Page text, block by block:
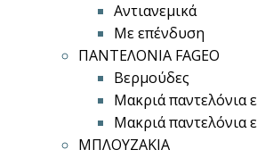
Αντιανεμικά
Με επένδυση
ΠΑΝΤΕΛΟΝΙΑ FAGEO
Βερμούδες
Μακριά παντελόνια
Μακριά παντελόνια
ΜΠΛΟΥΖΑΚΙΑ